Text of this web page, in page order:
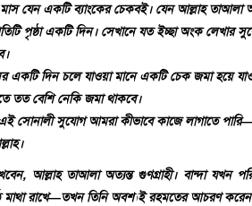
যেন একটি ব্যাংকের চেকবই। যেন আল্লাহ তাআলা
পৃষ্ঠা একটি দিন। সেখানে যত ইচ্ছা অংক
একটি দিন চলে যাওয়া মানে একটি চেক জমা হয়ে
তত বেশি নেকি জমা থাকবে।
সোনালী সুযোগ আমরা কীভাবে কাজে লাগাতে
আল্লাহ তাআলা অত্যন্ত গুণগ্রাহী। বান্দা যখন
মাথা রাখে—তখন তিনি অবশ্যই রহমতের আচরণ